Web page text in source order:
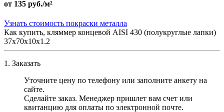
от 135 руб./м²
Узнать стоимость покраски металла
Как купить, кляммер концевой AISI 430 (полукруглые лапки)
37х70х10х1.2
1. Заказать
Уточните цену по телефону или заполните анкету на
сайте.
Сделайте заказ. Менеджер пришлет вам счет или
квитанцию для оплаты по электронной почте.